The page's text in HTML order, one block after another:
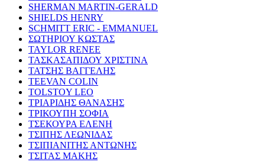
SHERMAN MARTIN-GERALD
SHIELDS HENRY
SCHMITT ERIC - EMMANUEL
ΣΩΤΗΡΙΟΥ ΚΩΣΤΑΣ
TAYLOR RENEE
ΤΑΣΚΑΣΑΠΙΔΟΥ ΧΡΙΣΤΙΝΑ
ΤΑΤΣΗΣ ΒΑΓΓΕΛΗΣ
TEEVAN COLIN
TOLSTOY LEO
ΤΡΙΑΡΙΔΗΣ ΘΑΝΑΣΗΣ
ΤΡΙΚΟΥΠΗ ΣΟΦΙΑ
ΤΣΕΚΟΥΡΑ ΕΛΕΝΗ
ΤΣΙΠΗΣ ΛΕΩΝΙΔΑΣ
ΤΣΙΠΙΑΝΙΤΗΣ ΑΝΤΩΝΗΣ
ΤΣΙΤΑΣ ΜΑΚΗΣ